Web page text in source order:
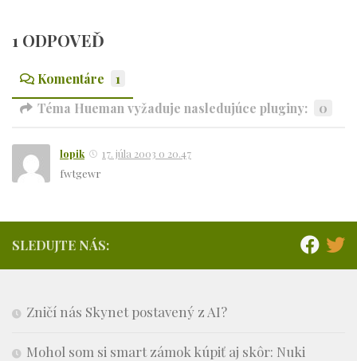
1 ODPOVEĎ
Komentáre
1
Téma Hueman vyžaduje nasledujúce pluginy:
0
lopik
17. júla 2003 o 20.47
fwtgewr
SLEDUJTE NÁS:
Zničí nás Skynet postavený z AI?
Mohol som si smart zámok kúpiť aj skôr: Nuki